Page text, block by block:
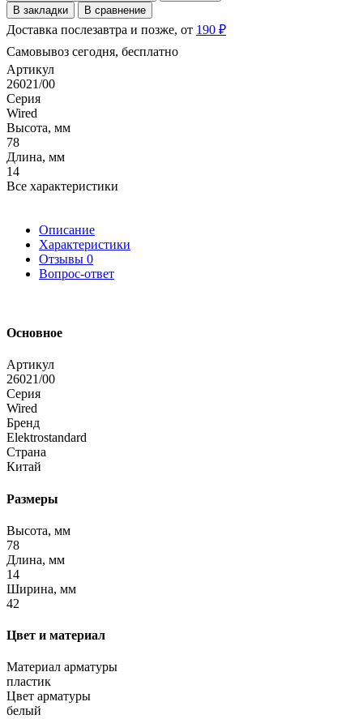
В закладки В сравнение
Доставка послезавтра и позже, от 190 ₽
Самовывоз сегодня, бесплатно
Артикул
26021/00
Серия
Wired
Высота, мм
78
Длина, мм
14
Все характеристики
Описание
Характеристики
Отзывы 0
Вопрос-ответ
Основное
Артикул
26021/00
Серия
Wired
Бренд
Elektrostandard
Страна
Китай
Размеры
Высота, мм
78
Длина, мм
14
Ширина, мм
42
Цвет и материал
Материал арматуры
пластик
Цвет арматуры
белый